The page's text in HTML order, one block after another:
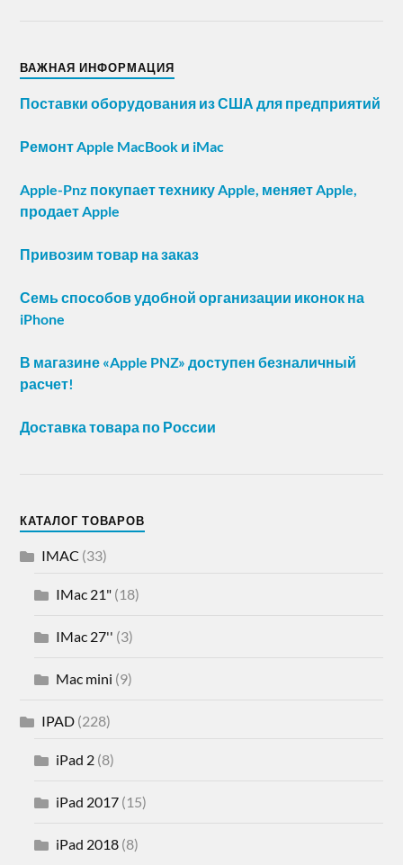
ВАЖНАЯ ИНФОРМАЦИЯ
Поставки оборудования из США для предприятий
Ремонт Apple MacBook и iMac
Apple-Pnz покупает технику Apple, меняет Apple,
продает Apple
Привозим товар на заказ
Семь способов удобной организации иконок на
iPhone
В магазине «Apple PNZ» доступен безналичный
расчет!
Доставка товара по России
КАТАЛОГ ТОВАРОВ
IMAC (33)
IMac 21" (18)
IMac 27'' (3)
Mac mini (9)
IPAD (228)
iPad 2 (8)
iPad 2017 (15)
iPad 2018 (8)